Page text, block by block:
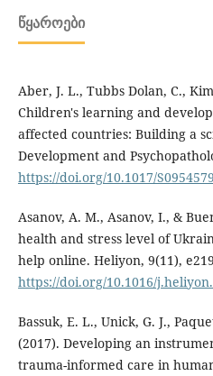
ᲬᲧᲐᲠᲝᲔᲑᲘ
Aber, J. L., Tubbs Dolan, C.,
Children's learning and
affected countries: Building a
Development and
https://doi.org/10.1017/
Asanov, A. M., Asanov, I., &
health and stress level of
help online. Heliyon, 9(11),
https://doi.org/10.1016/
Bassuk, E. L., Unick, G. J.,
(2017). Developing an
trauma-informed care in